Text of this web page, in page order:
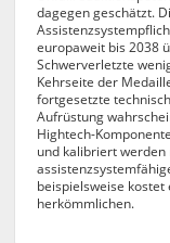
dagegen geschätzt.
europaweit bis 2038
Schwerverletzte
Kehrseite der
fortgesetzte
Aufrüstung
Hightech-
und kalibriert werden
beispielsweise
herkömmlichen.